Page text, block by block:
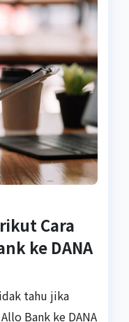
Cara
ke DANA
tahu jika
Bank ke DANA